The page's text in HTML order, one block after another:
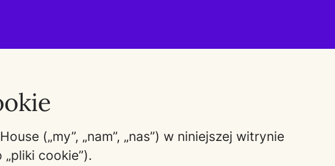
(„my”, „nam”, „nas”) w niniejszej witrynie
cookie”).